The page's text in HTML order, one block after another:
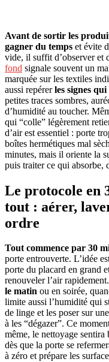
Avant de sortir les
gagner du temps et évite
vide, il suffit d’observer et
fond signale souvent un
marquée sur les textiles
aussi repérerles signes
petites traces sombres,
d’humidité au toucher.
qui “colle” légèrement
d’air est essentiel : porte
boîtes hermétiques mal
minutes, mais il oriente la
puis traiter ce qui absorbe,
Le protocole en
tout : aérer,
ordre
Tout commence par 30
porte entrouverte. L’idée
porte du placard en grand
renouveler l’air
le matin ou en soirée,
limite aussi l’humidité qui
de linge et les poser sur
à les “dégazer”. Ce
même, le nettoyage
dès que la porte se
à zéro et prépare les